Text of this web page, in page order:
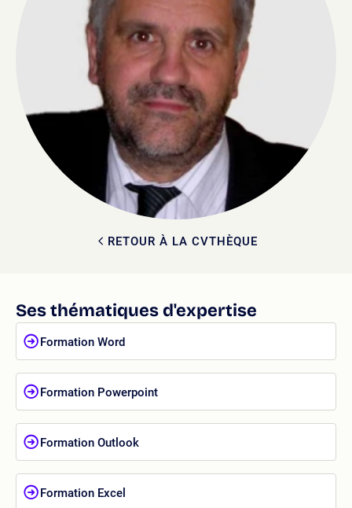
RETOUR À LA CVTHÈQUE
Ses thématiques d'expertise
Formation Word
Formation Powerpoint
Formation Outlook
Formation Excel